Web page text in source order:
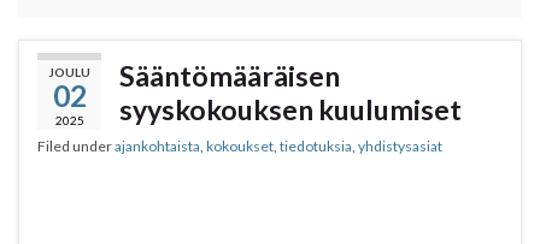
JOULU
02
2025
Sääntömääräisen
syyskokouksen kuulumiset
Filed underajankohtaista kokoukset tiedotuksia yhdistysasiat